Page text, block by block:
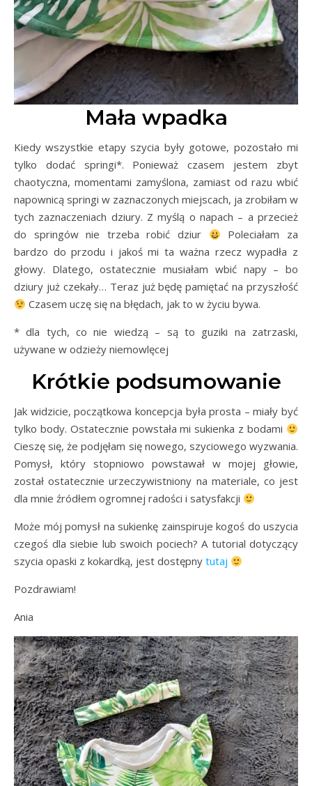
Mała wpadka
Kiedy wszystkie etapy szycia były gotowe, pozostało mi
tylko dodać springi*. Ponieważ czasem jestem zbyt
chaotyczna, momentami zamyślona, zamiast od razu wbić
napownicą springi w zaznaczonych miejscach, ja zrobiłam w
tych zaznaczeniach dziury. Z myślą o napach – a przecież
do springów nie trzeba robić dziur
Poleciałam za
bardzo do przodu i jakoś mi ta ważna rzecz wypadła z
głowy. Dlatego, ostatecznie musiałam wbić napy – bo
dziury już czekały… Teraz już będę pamiętać na przyszłość
Czasem uczę się na błędach, jak to w życiu bywa.
* dla tych, co nie wiedzą – są to guziki na zatrzaski,
używane w odzieży niemowlęcej
Krótkie podsumowanie
Jak widzicie, początkowa koncepcja była prosta – miały być
tylko body. Ostatecznie powstała mi sukienka z bodami
Cieszę się, że podjęłam się nowego, szyciowego wyzwania.
Pomysł, który stopniowo powstawał w mojej głowie,
został ostatecznie urzeczywistniony na materiale, co jest
dla mnie źródłem ogromnej radości i satysfakcji
Może mój pomysł na sukienkę zainspiruje kogoś do uszycia
czegoś dla siebie lub swoich pociech? A tutorial dotyczący
szycia opaski z kokardką, jest dostępny tutaj
Pozdrawiam!
Ania